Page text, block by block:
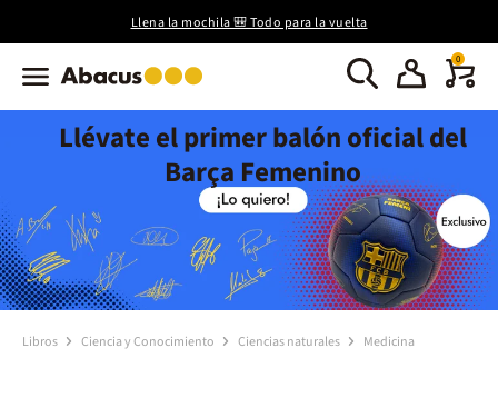
Llena la mochila 🎒 Todo para la vuelta
0
Llévate el primer balón oficial del
Barça Femenino
Libros Ciencia y Conocimiento Ciencias naturales Medicina